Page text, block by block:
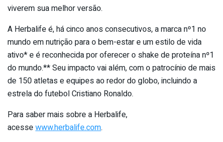
viverem sua melhor versão.
A Herbalife é, há cinco anos consecutivos, a marca nº1 no
mundo em nutrição para o bem-estar e um estilo de vida
ativo* e é reconhecida por oferecer o shake de proteína nº1
do mundo.** Seu impacto vai além, com o patrocínio de mais
de 150 atletas e equipes ao redor do globo, incluindo a
estrela do futebol Cristiano Ronaldo.
Para saber mais sobre a Herbalife,
acessewww.herbalife.com.